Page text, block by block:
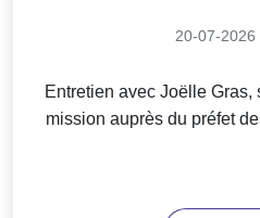
20-07-2026
Entretien avec Joëlle
mission auprès du préfet